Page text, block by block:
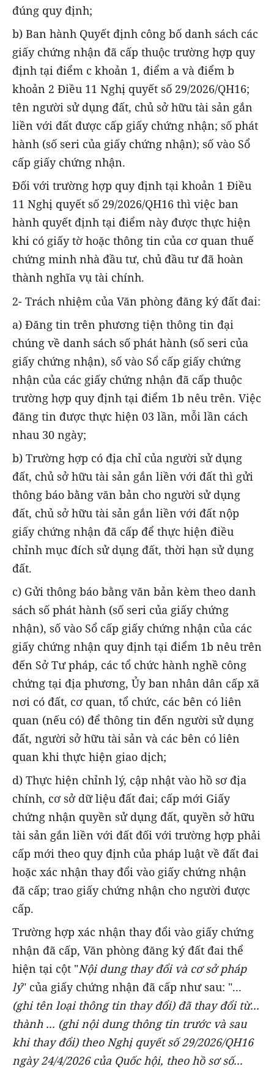
đúng quy định;
b) Ban hành Quyết định công bố danh sách các
giấy chứng nhận đã cấp thuộc trường hợp quy
định tại điểm c khoản 1, điểm a và điểm b
khoản 2 Điều 11 Nghị quyết số 29/2026/QH16;
tên người sử dụng đất, chủ sở hữu tài sản gắn
liền với đất được cấp giấy chứng nhận; số phát
hành (số seri của giấy chứng nhận); số vào Sổ
cấp giấy chứng nhận.
Đối với trường hợp quy định tại khoản 1 Điều
11 Nghị quyết số 29/2026/QH16 thì việc ban
hành quyết định tại điểm này được thực hiện
khi có giấy tờ hoặc thông tin của cơ quan thuế
chứng minh nhà đầu tư, chủ đầu tư đã hoàn
thành nghĩa vụ tài chính.
2- Trách nhiệm của Văn phòng đăng ký đất đai:
a) Đăng tin trên phương tiện thông tin đại
chúng về danh sách số phát hành (số seri của
giấy chứng nhận), số vào Sổ cấp giấy chứng
nhận của các giấy chứng nhận đã cấp thuộc
trường hợp quy định tại điểm 1b nêu trên. Việc
đăng tin được thực hiện 03 lần, mỗi lần cách
nhau 30 ngày;
b) Trường hợp có địa chỉ của người sử dụng
đất, chủ sở hữu tài sản gắn liền với đất thì gửi
thông báo bằng văn bản cho người sử dụng
đất, chủ sở hữu tài sản gắn liền với đất nộp
giấy chứng nhận đã cấp để thực hiện điều
chỉnh mục đích sử dụng đất, thời hạn sử dụng
đất.
c) Gửi thông báo bằng văn bản kèm theo danh
sách số phát hành (số seri của giấy chứng
nhận), số vào Sổ cấp giấy chứng nhận của các
giấy chứng nhận quy định tại điểm 1b nêu trên
đến Sở Tư pháp, các tổ chức hành nghề công
chứng tại địa phương, Ủy ban nhân dân cấp xã
nơi có đất, cơ quan, tổ chức, các bên có liên
quan (nếu có) để thông tin đến người sử dụng
đất, người sở hữu tài sản và các bên có liên
quan khi thực hiện giao dịch;
d) Thực hiện chỉnh lý, cập nhật vào hồ sơ địa
chính, cơ sở dữ liệu đất đai; cấp mới Giấy
chứng nhận quyền sử dụng đất, quyền sở hữu
tài sản gắn liền với đất đối với trường hợp phải
cấp mới theo quy định của pháp luật về đất đai
hoặc xác nhận thay đổi vào giấy chứng nhận
đã cấp; trao giấy chứng nhận cho người được
cấp.
Trường hợp xác nhận thay đổi vào giấy chứng
nhận đã cấp, Văn phòng đăng ký đất đai thể
hiện tại cột "Nội dung thay đổi và cơ sở pháp
lý" của giấy chứng nhận đã cấp như sau: "...
(ghi tên loại thông tin thay đổi) đã thay đổi từ...
thành ... (ghi nội dung thông tin trước và sau
khi thay đổi) theo Nghị quyết số 29/2026/QH16
ngày 24/4/2026 của Quốc hội, theo hồ sơ số...